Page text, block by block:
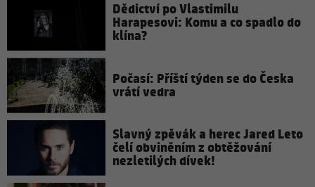
Dědictví po Vlastimilu
Harapesovi: Komu a co spadlo do
klína?
Počasí: Příští týden se do Česka
vrátí vedra
Slavný zpěvák a herec Jared Leto
čelí obviněním z obtěžování
nezletilých dívek!